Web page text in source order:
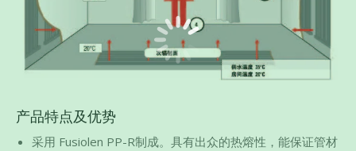
产品特点及优势
采用 Fusiolen PP-R制成。具有出众的热熔性，能保证管材